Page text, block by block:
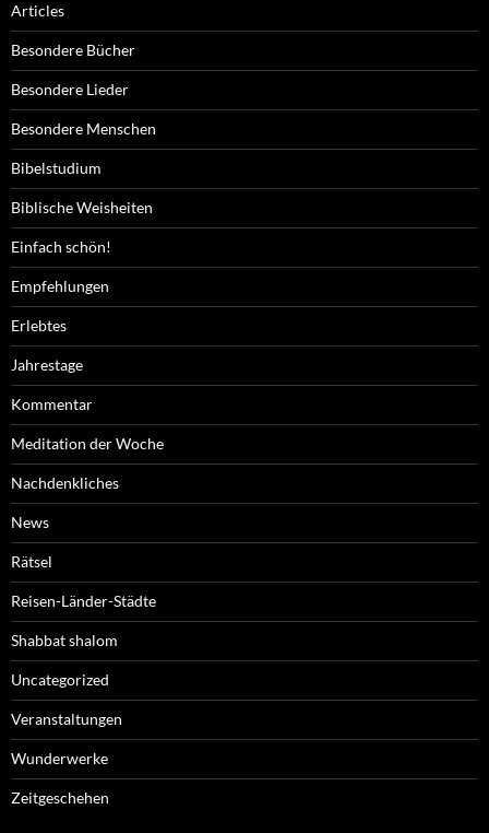
Articles
Besondere Bücher
Besondere Lieder
Besondere Menschen
Bibelstudium
Biblische Weisheiten
Einfach schön!
Empfehlungen
Erlebtes
Jahrestage
Kommentar
Meditation der Woche
Nachdenkliches
News
Rätsel
Reisen-Länder-Städte
Shabbat shalom
Uncategorized
Veranstaltungen
Wunderwerke
Zeitgeschehen